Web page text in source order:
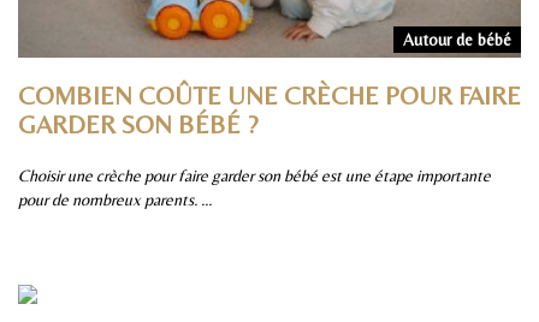
Autour de bébé
COMBIEN COÛTE UNE CRÈCHE POUR FAIRE
GARDER SON BÉBÉ ?
Choisir une crèche pour faire garder son bébé est une étape importante
pour de nombreux parents. ...